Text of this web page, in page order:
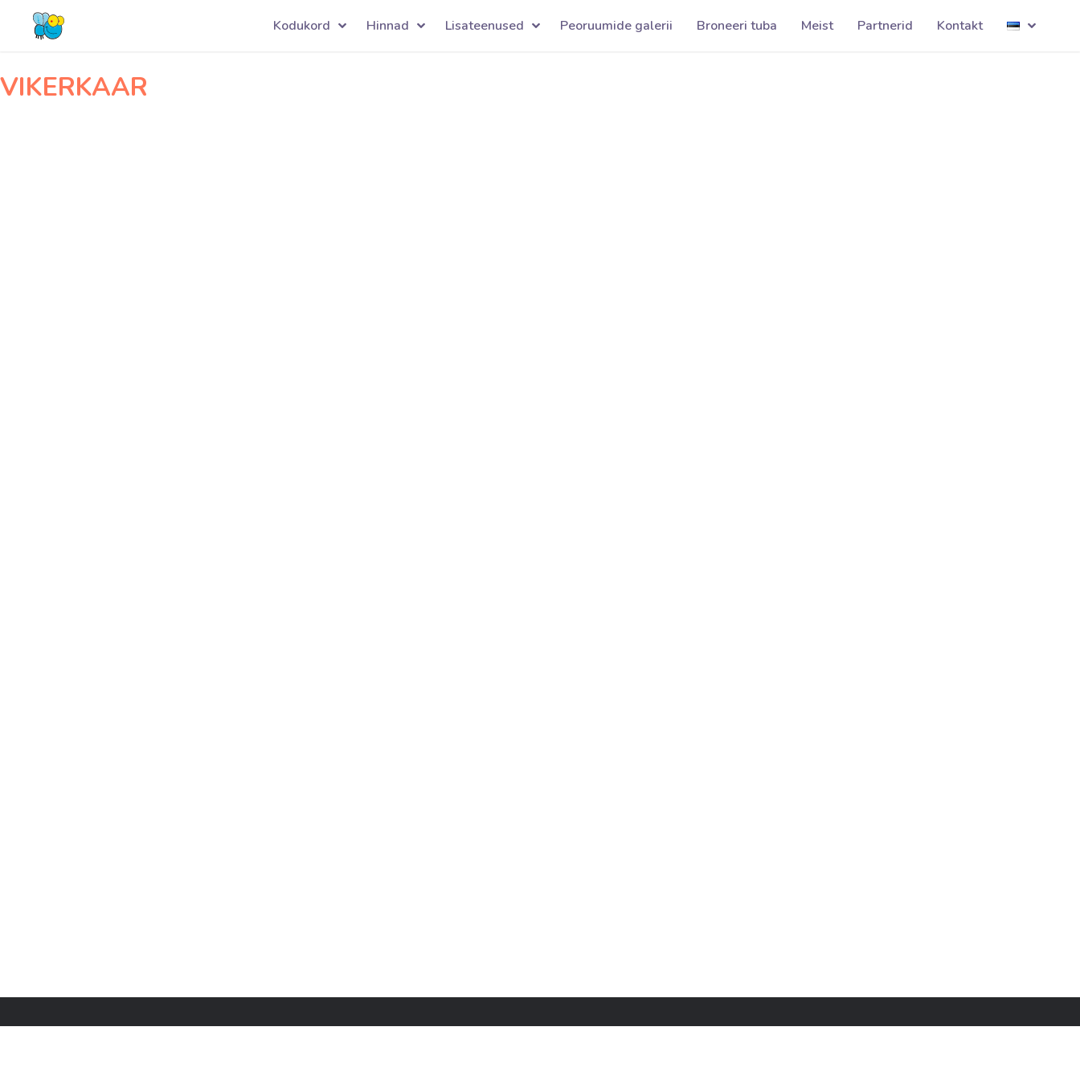
Kodukord Hinnad Lisateenused Peoruumide galerii Broneeri tuba Meist Partnerid Kontakt
VIKERKAAR
Navigeerimine
VIKERKAAR001 SIPSIK001